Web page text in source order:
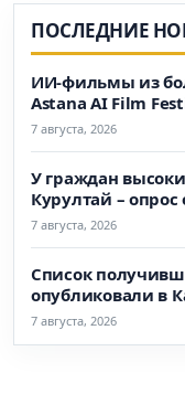
ПОСЛЕДНИЕ
ИИ-фильмы из
Astana AI Film
7 августа, 2026
У граждан
Курултай –
7 августа, 2026
Список
опубликовали в
7 августа, 2026